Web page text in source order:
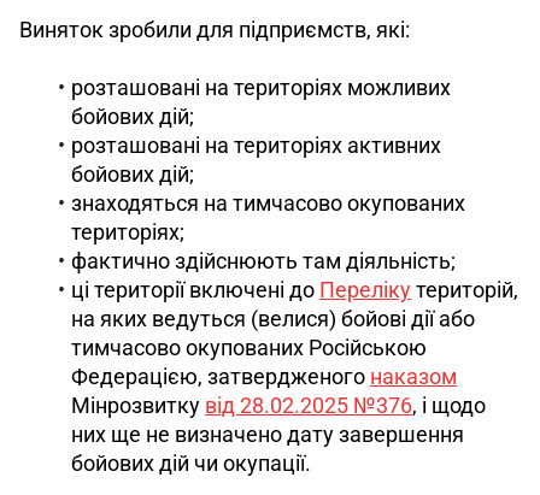
Виняток зробили для підприємств, які:
розташовані на територіях можливих
бойових дій;
розташовані на територіях активних
бойових дій;
знаходяться на тимчасово окупованих
територіях;
фактично здійснюють там діяльність;
ці території включені до Перелікутериторій,
на яких ведуться (велися) бойові дії або
тимчасово окупованих Російською
Федерацією, затвердженого наказом
Мінрозвитку від 28.02.2025 №376, і щодо
них ще не визначено дату завершення
бойових дій чи окупації.